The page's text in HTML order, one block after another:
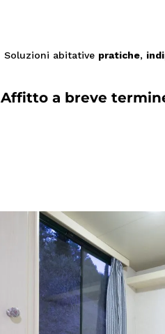
Soluzioni abitative pratiche,
Affitto a breve